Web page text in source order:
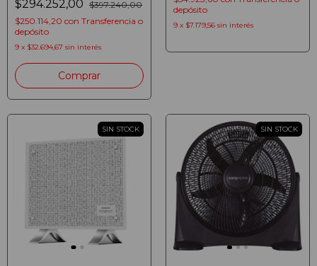
MADERA
$294.252,00 $397.240,00
$250.114,20 con Transferencia o
depósito
9 x $32.694,67 sin interés
depósito
9 x $7.179,56 sin interés
SIN STOCK SIN STOCK